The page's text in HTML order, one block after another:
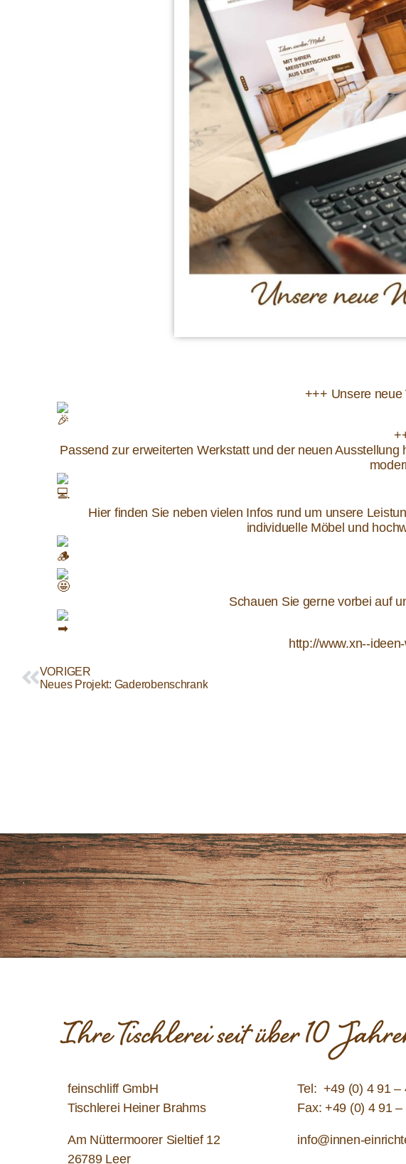
+++ Unsere neue
Passend zur erweiterten Werkstatt und der neuen
Hier finden Sie neben vielen Infos rund um unsere
individuelle Möbel und
Schauen Sie gerne vorbei auf
http://www.xn--
VORIGER
Neues Projekt: Gaderobenschrank
Ihre Tischlerei seit über 10
feinschliff GmbH
Tischlerei Heiner Brahms
Am Nüttermoorer Sieltief 12
26789 Leer
Tel: +49 (0) 4 91 –
Fax: +49 (0) 4 91
info@innen-